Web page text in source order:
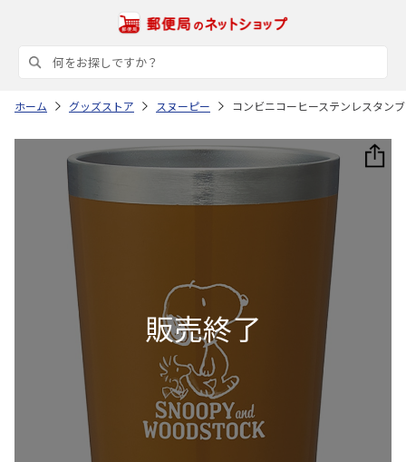
ホーム グッズストア スヌーピー コンビニコーヒーステンレスタン